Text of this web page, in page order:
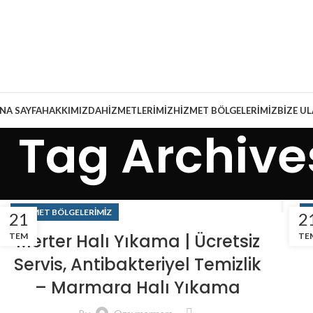
SAYFAHAKKIMIZDAHIZMETLERIMIZHIZMET BÖLGELERIMIZBIZE
Tag
21
TEM
HIZMET BÖLGELERIMIZ
Merter Halı Yıkama | Ücretsiz
Servis, Antibakteriyel Temizlik
– Marmara Halı Yıkama